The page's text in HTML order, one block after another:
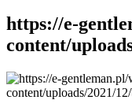
https://e-
content/